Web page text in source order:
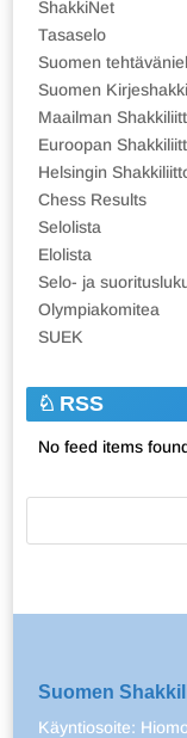
ShakkiNet
Tasaselo
Suomen
Suomen
Maailman
Euroopan
Helsingin
Chess Results
Selolista
Elolista
Selo- ja
Olympiakomitea
SUEK
RSS
No feed items
Suomen
Käyntiosoite: